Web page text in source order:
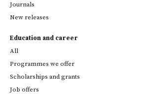
Journals
New releases
Education and career
All
Programmes we offer
Scholarships and grants
Job offers